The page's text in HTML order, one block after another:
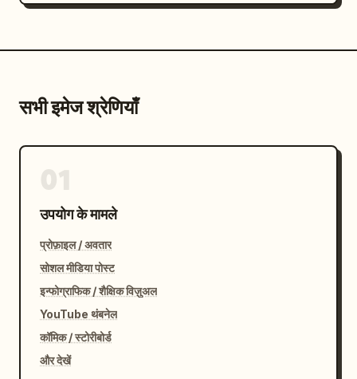
सभी इमेज श्रेणियाँ
उपयोग के मामले
प्रोफ़ाइल / अवतार
सोशल मीडिया पोस्ट
इन्फोग्राफिक / शैक्षिक विज़ुअल
YouTube थंबनेल
कॉमिक / स्टोरीबोर्ड
और देखें